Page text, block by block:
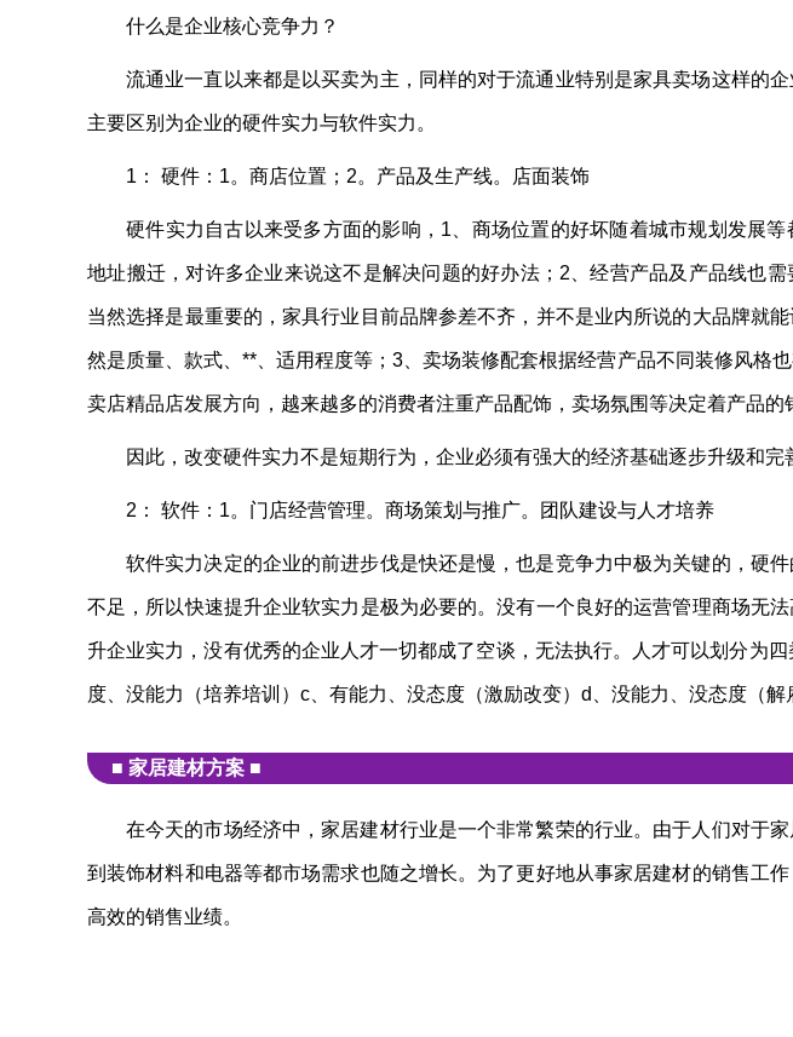
什么是企业核心竞争力？
流通业一直以来都是以买卖为主，同样的对于流通业特别是家具卖场这样的
主要区别为企业的硬件实力与软件实力。
1： 硬件：1。商店位置；2。产品及生产线。店面装饰
硬件实力自古以来受多方面的影响，1、商场位置的好坏随着城市规划发展
地址搬迁，对许多企业来说这不是解决问题的好办法；2、经营产品及产品线也需
当然选择是最重要的，家具行业目前品牌参差不齐，并不是业内所说的大品牌就
然是质量、款式、**、适用程度等；3、卖场装修配套根据经营产品不同装修风格
卖店精品店发展方向，越来越多的消费者注重产品配饰，卖场氛围等决定着产品的
因此，改变硬件实力不是短期行为，企业必须有强大的经济基础逐步升级和完
2： 软件：1。门店经营管理。商场策划与推广。团队建设与人才培养
软件实力决定的企业的前进步伐是快还是慢，也是竞争力中极为关键的，硬
不足，所以快速提升企业软实力是极为必要的。没有一个良好的运营管理商场无
升企业实力，没有优秀的企业人才一切都成了空谈，无法执行。人才可以划分为
度、没能力（培养培训）c、有能力、没态度（激励改变）d、没能力、没态度（解
■ 家居建材方案 ■
在今天的市场经济中，家居建材行业是一个非常繁荣的行业。由于人们对于
到装饰材料和电器等都市场需求也随之增长。为了更好地从事家居建材的销售工
高效的销售业绩。